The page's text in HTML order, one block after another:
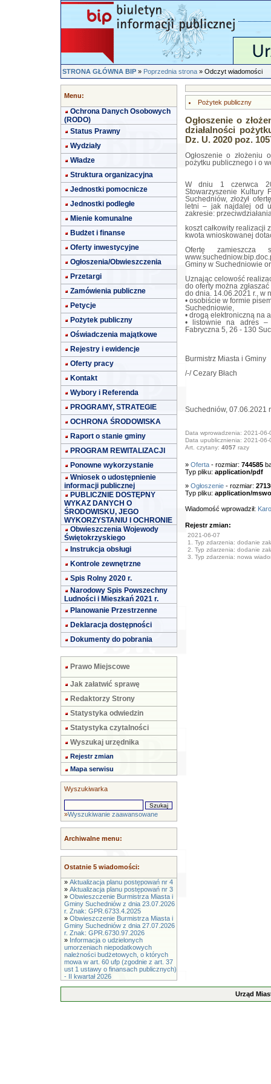
STRONA GŁÓWNA BIP»Poprzednia strona» Odczyt wiadomości
Menu:
Ochrona Danych Osobowych
(RODO)
Status Prawny
Wydziały
Władze
Struktura organizacyjna
Jednostki pomocnicze
Jednostki podległe
Mienie komunalne
Budżet i finanse
Oferty inwestycyjne
Ogłoszenia/Obwieszczenia
Przetargi
Zamówienia publiczne
Petycje
Pożytek publiczny
Oświadczenia majątkowe
Rejestry i ewidencje
Oferty pracy
Kontakt
Wybory i Referenda
PROGRAMY, STRATEGIE
OCHRONA ŚRODOWISKA
Raport o stanie gminy
PROGRAM REWITALIZACJI
Ponowne wykorzystanie
Wniosek o udostępnienie
informacji publicznej
PUBLICZNIE DOSTĘPNY
WYKAZ DANYCH O
ŚRODOWISKU, JEGO
WYKORZYSTANIU I OCHRONIE
Obwieszczenia Wojewody
Świętokrzyskiego
Instrukcja obsługi
Kontrole zewnętrzne
Spis Rolny 2020 r.
Narodowy Spis Powszechny
Ludności i Mieszkań 2021 r.
Planowanie Przestrzenne
Deklaracja dostępności
Dokumenty do pobrania
Prawo Miejscowe
Jak załatwić sprawę
Redaktorzy Strony
Statystyka odwiedzin
Statystyka czytalności
Wyszukaj urzędnika
Rejestr zmian
Mapa serwisu
Wyszukiwarka
»Wyszukiwanie zaawansowane
Archiwalne menu:
Ostatnie 5 wiadomości:
» Aktualizacja planu postępowań nr 4
» Aktualizacja planu postępowań nr 3
» Obwieszczenie Burmistrza Miasta i
Gminy Suchedniów z dnia 23.07.2026
r. Znak: GPR.6733.4.2025
» Obwieszczenie Burmistrza Miasta i
Gminy Suchedniów z dnia 27.07.2026
r. Znak: GPR.6730.97.2026
» Informacja o udzielonych
umorzeniach niepodatkowych
należności budżetowych, o których
mowa w art. 60 ufp (zgodnie z art. 37
ust 1 ustawy o finansach publicznych)
- II kwartał 2026
Pożytek publiczny
Ogłoszenie o
działalności
Dz. U. 2020 poz.
Ogłoszenie o złożeniu
pożytku publicznego i o
W dniu 1 czerwca
Stowarzyszenie Kultury
Suchedniów, złożył
letni – jak najdalej od
zakresie:
koszt całkowity realizacji
kwota wnioskowanej
Ofertę zamieszcza
Gminy w Suchedniowie
Uznając celowość
do oferty można
do dnia. 14.06.2021 r., w
• osobiście w formie
Suchedniowie,
• drogą elektroniczną na
• listownie na adres –
Fabryczna 5, 26 - 130
Burmistrz Miasta i Gminy
/-/ Cezary Błach
Suchedniów, 07.06.2021
Data wprowadzenia: 2021-06-
Data upublicznienia: 2021-06-
Art. czytany: 4057 razy
» Oferta- rozmiar: 744585
Typ pliku: application/pdf
» Ogłoszenie - rozmiar:
Typ pliku: application/
Wiadomość wprowadził:
Rejestr zmian:
2021-06-07
1. Typ zdarzenia: dodanie
2. Typ zdarzenia: dodanie
3. Typ zdarzenia: nowa
Urząd